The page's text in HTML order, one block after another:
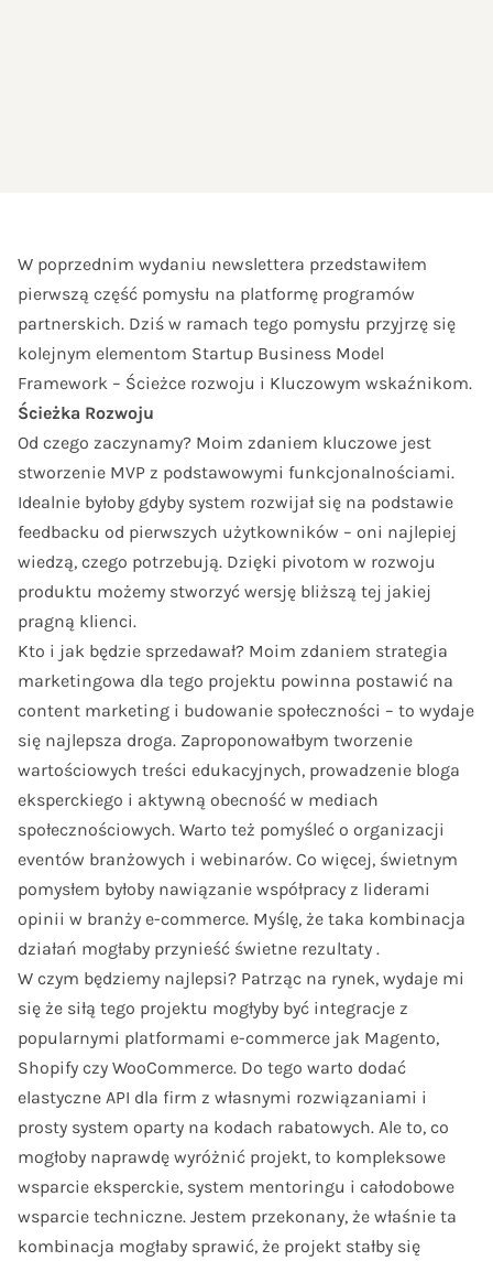
W poprzednim wydaniu newslettera przedstawiłem
pierwszą część pomysłu na platformę programów
partnerskich. Dziś w ramach tego pomysłu przyjrzę się
kolejnym elementom Startup Business Model
Framework – Ścieżce rozwoju i Kluczowym wskaźnikom.
Ścieżka Rozwoju
Od czego zaczynamy? Moim zdaniem kluczowe jest
stworzenie MVP z podstawowymi funkcjonalnościami.
Idealnie byłoby gdyby system rozwijał się na podstawie
feedbacku od pierwszych użytkowników – oni najlepiej
wiedzą, czego potrzebują. Dzięki pivotom w rozwoju
produktu możemy stworzyć wersję bliższą tej jakiej
pragną klienci.
Kto i jak będzie sprzedawał? Moim zdaniem strategia
marketingowa dla tego projektu powinna postawić na
content marketing i budowanie społeczności – to wydaje
się najlepsza droga. Zaproponowałbym tworzenie
wartościowych treści edukacyjnych, prowadzenie bloga
eksperckiego i aktywną obecność w mediach
społecznościowych. Warto też pomyśleć o organizacji
eventów branżowych i webinarów. Co więcej, świetnym
pomysłem byłoby nawiązanie współpracy z liderami
opinii w branży e-commerce. Myślę, że taka kombinacja
działań mogłaby przynieść świetne rezultaty .
W czym będziemy najlepsi? Patrząc na rynek, wydaje mi
się że siłą tego projektu mogłyby być integracje z
popularnymi platformami e-commerce jak Magento,
Shopify czy WooCommerce. Do tego warto dodać
elastyczne API dla firm z własnymi rozwiązaniami i
prosty system oparty na kodach rabatowych. Ale to, co
mogłoby naprawdę wyróżnić projekt, to kompleksowe
wsparcie eksperckie, system mentoringu i całodobowe
wsparcie techniczne. Jestem przekonany, że właśnie ta
kombinacja mogłaby sprawić, że projekt stałby się